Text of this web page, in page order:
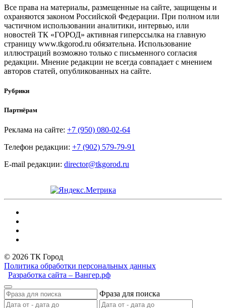
Все права на материалы, размещенные на сайте, защищены и
охраняются законом Российской Федерации. При полном или
частичном использовании аналитики, интервью, или
новостей ТК «ГОРОД» активная гиперссылка на главную
страницу www.tkgorod.ru обязательна. Использование
иллюстраций возможно только с письменного согласия
редакции. Мнение редакции не всегда совпадает с мнением
авторов статей, опубликованных на сайте.
Рубрики
Партнёрам
Реклама на сайте: +7 (950) 080-02-64
Телефон редакции: +7 (902) 579-79-91
E-mail редакции: director@tkgorod.ru
© 2026 ТК Город
Политика обработки персональных данных
Разработка сайта – Вангер.рф
Фраза для поиска